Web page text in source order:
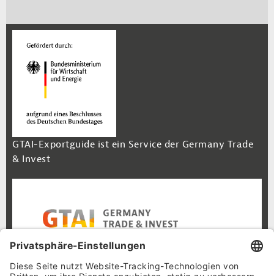
GTAI-Exportguide ist ein Service der Germany Trade
& Invest